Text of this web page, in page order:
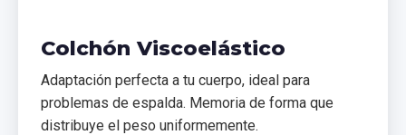
Colchón Viscoelástico
Adaptación perfecta a tu cuerpo, ideal para
problemas de espalda. Memoria de forma que
distribuye el peso uniformemente.